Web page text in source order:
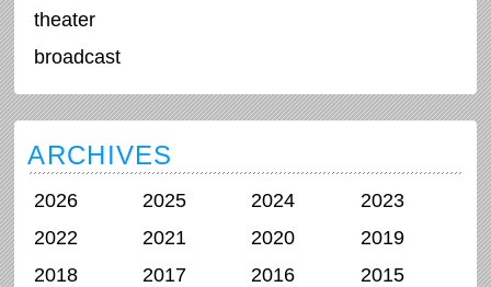
theater
broadcast
ARCHIVES
2026 2025 2024
2023
2022
2021 2020
2019
2018
2017 2016 2015